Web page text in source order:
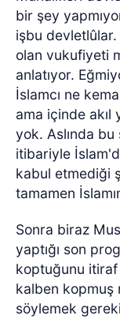
bir şey
işbu
olan vukufiyeti
anlatıyor.
İslamcı ne
ama içinde
yok. Aslında bu
itibariyle
kabul etmediği
tamamen
Sonra biraz
yaptığı son
koptuğunu itiraf
kalben kopmuş
söylemek